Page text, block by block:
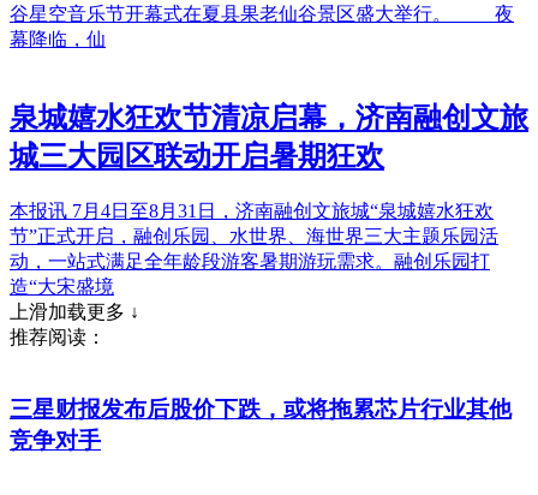
谷星空音乐节开幕式在夏县果老仙谷景区盛大举行。 夜
幕降临，仙
泉城嬉水狂欢节清凉启幕，济南融创文旅
城三大园区联动开启暑期狂欢
本报讯 7月4日至8月31日，济南融创文旅城“泉城嬉水狂欢
节”正式开启，融创乐园、水世界、海世界三大主题乐园活
动，一站式满足全年龄段游客暑期游玩需求。融创乐园打
造“大宋盛境
上滑加载更多 ↓
推荐阅读：
三星财报发布后股价下跌，或将拖累芯片行业其他
竞争对手